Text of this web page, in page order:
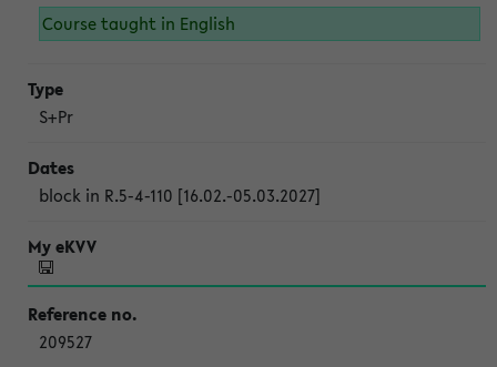
Course taught in English
S+Pr
block in R.5-4-110 [16.02.-05.03.2027]
209527